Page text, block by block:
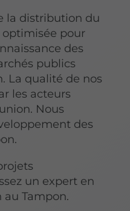
la distribution du
optimisée pour
des
publics
La qualité de nos
les acteurs
Nous
des
un expert en
Tampon.